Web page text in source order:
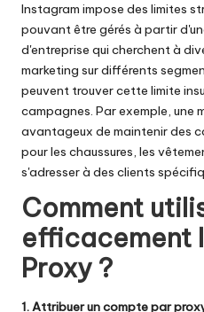
Instagram impose des limites
pouvant être gérés à partir
d'entreprise qui cherchent à
marketing sur différents
peuvent trouver cette limite
campagnes. Par exemple, une
avantageux de maintenir des
pour les chaussures, les
s'adresser à des clients
Comment
efficacement
Proxy ?
1. Attribuer un compte par